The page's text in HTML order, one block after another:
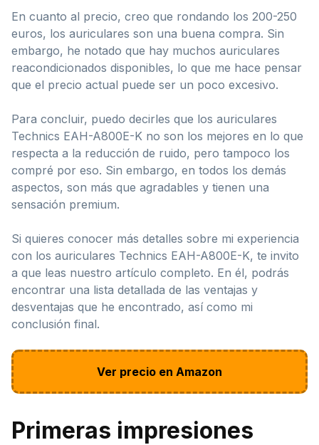
En cuanto al precio, creo que rondando los 200-250
euros, los auriculares son una buena compra. Sin
embargo, he notado que hay muchos auriculares
reacondicionados disponibles, lo que me hace pensar
que el precio actual puede ser un poco excesivo.
Para concluir, puedo decirles que los auriculares
Technics EAH-A800E-K no son los mejores en lo que
respecta a la reducción de ruido, pero tampoco los
compré por eso. Sin embargo, en todos los demás
aspectos, son más que agradables y tienen una
sensación premium.
Si quieres conocer más detalles sobre mi experiencia
con los auriculares Technics EAH-A800E-K, te invito
a que leas nuestro artículo completo. En él, podrás
encontrar una lista detallada de las ventajas y
desventajas que he encontrado, así como mi
conclusión final.
Ver precio en Amazon
Primeras impresiones